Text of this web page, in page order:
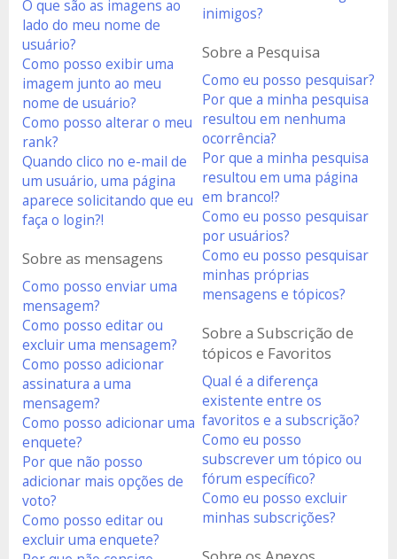
O que são as imagens ao
lado do meu nome de
usuário?
Como posso exibir uma
imagem junto ao meu
nome de usuário?
Como posso alterar o meu
rank?
Quando clico no e-mail de
um usuário, uma página
aparece solicitando que eu
faça o login?!
Sobre as mensagens
Como posso enviar uma
mensagem?
Como posso editar ou
excluir uma mensagem?
Como posso adicionar
assinatura a uma
mensagem?
Como posso adicionar uma
enquete?
Por que não posso
adicionar mais opções de
voto?
Como posso editar ou
excluir uma enquete?
inimigos?
Sobre a Pesquisa
Como eu posso pesquisar?
Por que a minha pesquisa
resultou em nenhuma
ocorrência?
Por que a minha pesquisa
resultou em uma página
em branco!?
Como eu posso pesquisar
por usuários?
Como eu posso pesquisar
minhas próprias
mensagens e tópicos?
Sobre a Subscrição de
tópicos e Favoritos
Qual é a diferença
existente entre os
favoritos e a subscrição?
Como eu posso
subscrever um tópico ou
fórum específico?
Como eu posso excluir
minhas subscrições?